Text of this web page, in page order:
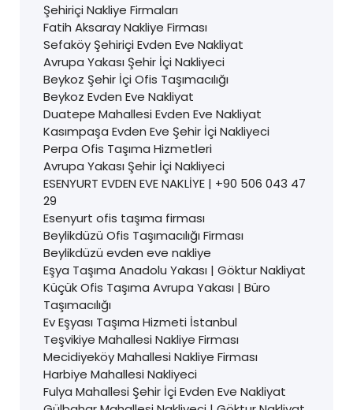
Şehiriçi Nakliye Firmaları
Fatih Aksaray Nakliye Firması
Sefaköy Şehiriçi Evden Eve Nakliyat
Avrupa Yakası Şehir İçi Nakliyeci
Beykoz Şehir İçi Ofis Taşımacılığı
Beykoz Evden Eve Nakliyat
Duatepe Mahallesi Evden Eve Nakliyat
Kasımpaşa Evden Eve Şehir İçi Nakliyeci
Perpa Ofis Taşıma Hizmetleri
Avrupa Yakası Şehir İçi Nakliyeci
ESENYURT EVDEN EVE NAKLİYE | +90 506 043 47
29
Esenyurt ofis taşıma firması
Beylikdüzü Ofis Taşımacılığı Firması
Beylikdüzü evden eve nakliye
Eşya Taşıma Anadolu Yakası | Göktur Nakliyat
Küçük Ofis Taşıma Avrupa Yakası | Büro
Taşımacılığı
Ev Eşyası Taşıma Hizmeti İstanbul
Teşvikiye Mahallesi Nakliye Firması
Mecidiyeköy Mahallesi Nakliye Firması
Harbiye Mahallesi Nakliyeci
Fulya Mahallesi Şehir İçi Evden Eve Nakliyat